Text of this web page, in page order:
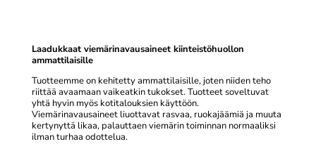
Laadukkaat viemärinavausaineet kiinteistöhuollon
ammattilaisille
Tuotteemme on kehitetty ammattilaisille, joten niiden teho
riittää avaamaan vaikeatkin tukokset. Tuotteet soveltuvat
yhtä hyvin myös kotitalouksien käyttöön.
Viemärinavausaineet liuottavat rasvaa, ruokajäämiä ja muuta
kertynyttä likaa, palauttaen viemärin toiminnan normaaliksi
ilman turhaa odottelua.